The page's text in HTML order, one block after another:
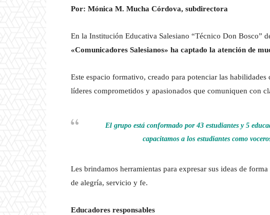
Por: Mónica M. Mucha Córdova, subdirectora
En la Institución Educativa Salesiano “Técnico Don Bosco”
«Comunicadores Salesianos» ha captado la atención de
Este espacio formativo, creado para potenciar las
líderes comprometidos y apasionados que comuniquen con
El grupo está conformado por 43 estudiantes y 5
capacitamos a los estudiantes como
Les brindamos herramientas para expresar sus ideas de
de alegría, servicio y fe.
Educadores responsables